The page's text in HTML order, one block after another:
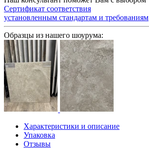
Сертификат соответствия
установленным стандартам и требованиям
Образцы из нашего шоурума:
Характеристики и описание
Упаковка
Отзывы